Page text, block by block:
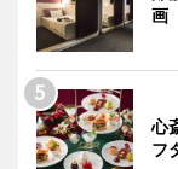
画
心
フ